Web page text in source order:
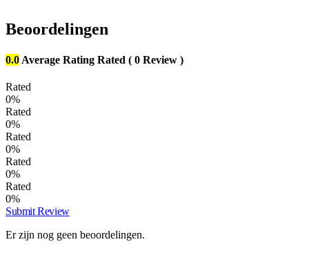
Beoordelingen
0.0 Average Rating Rated ( 0 Review )
Rated
0%
Rated
0%
Rated
0%
Rated
0%
Rated
0%
Submit Review
Er zijn nog geen beoordelingen.